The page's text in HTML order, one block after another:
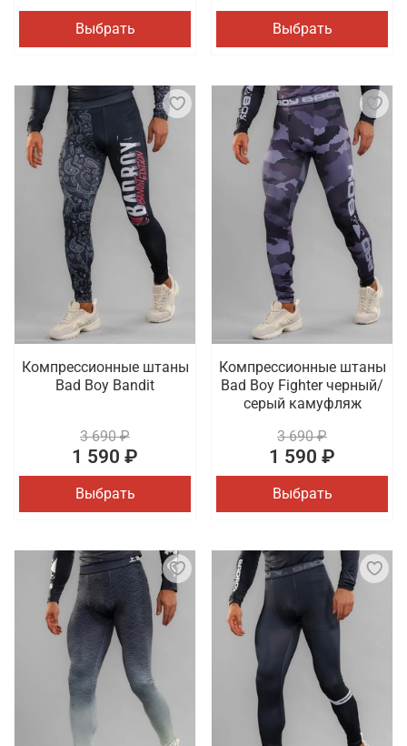
Выбрать Выбрать
Компрессионные штаны
Bad Boy Bandit
3 690 ₽
1 590 ₽
Выбрать
Компрессионные штаны
Bad Boy Fighter черный/
серый камуфляж
3 690 ₽
1 590 ₽
Выбрать